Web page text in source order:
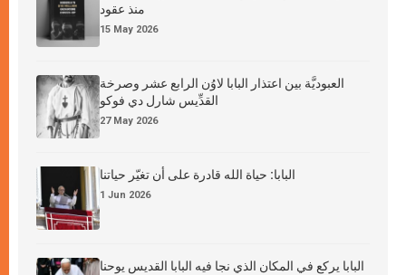
منذ عقود
15 May 2026
العبوديَّة بين اعتذار البابا لاوُن الرابع عشر وصرخة
القدِّيس شارل دي فوكو
27 May 2026
البابا: حياة الله قادرة على أن تغيّر حياتنا
1 Jun 2026
البابا يركع في المكان الذي نجا فيه البابا القديس يوحنا